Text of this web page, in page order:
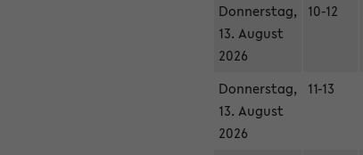
Donnerstag,
13. August
2026
10-12
Donnerstag,
13. August
2026
11-13